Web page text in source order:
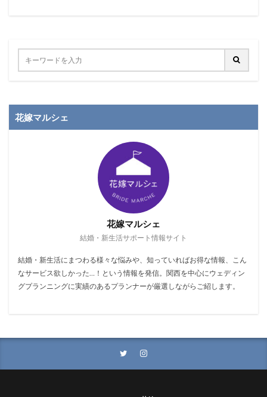
花嫁マルシェ
花嫁マルシェ
結婚・新生活サポート情報サイト
結婚・新生活にまつわる様々な悩みや、知っていればお得な情報、こん
なサービス欲しかった…！という情報を発信。関西を中心にウェディン
グプランニングに実績のあるプランナーが厳選しながらご紹します。